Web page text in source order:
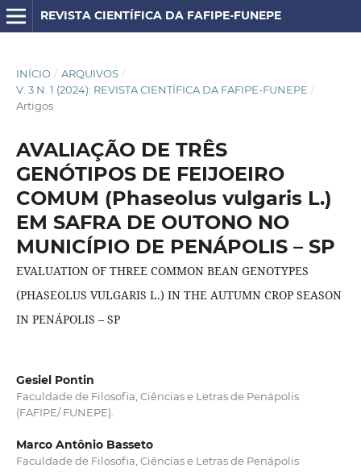
REVISTA CIENTÍFICA DA FAFIPE-FUNEPE
INÍCIO / ARQUIVOS /
V. 3 N. 1 (2024): REVISTA CIENTÍFICA DA FAFIPE-FUNEPE /
Artigos
AVALIAÇÃO DE TRÊS
GENÓTIPOS DE FEIJOEIRO
COMUM (Phaseolus vulgaris L.)
EM SAFRA DE OUTONO NO
MUNICÍPIO DE PENÁPOLIS – SP
EVALUATION OF THREE COMMON BEAN GENOTYPES
(PHASEOLUS VULGARIS L.) IN THE AUTUMN CROP SEASON
IN PENÁPOLIS – SP
Gesiel Pontin
Faculdade de Filosofia, Ciências e Letras de Penápolis
(FAFIPE/ FUNEPE).
Marco Antônio Basseto
Faculdade de Filosofia, Ciências e Letras de Penápolis